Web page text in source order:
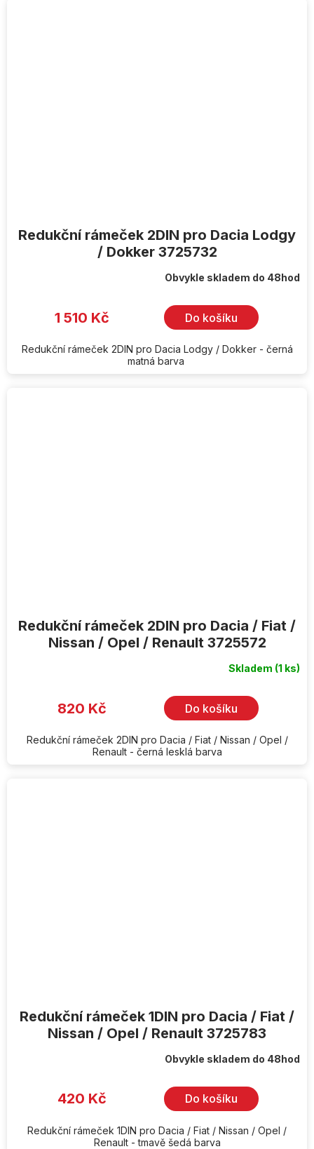
Redukční rámeček 2DIN pro Dacia Lodgy
/ Dokker 3725732
Obvykle skladem do 48hod
1 510 Kč Do košíku
Redukční rámeček 2DIN pro Dacia Lodgy / Dokker - černá
matná barva
Redukční rámeček 2DIN pro Dacia / Fiat /
Nissan / Opel / Renault 3725572
Skladem (1 ks)
820 Kč Do košíku
Redukční rámeček 2DIN pro Dacia / Fiat / Nissan / Opel /
Renault - černá lesklá barva
Redukční rámeček 1DIN pro Dacia / Fiat /
Nissan / Opel / Renault 3725783
Obvykle skladem do 48hod
420 Kč Do košíku
Redukční rámeček 1DIN pro Dacia / Fiat / Nissan / Opel /
Renault - tmavě šedá barva